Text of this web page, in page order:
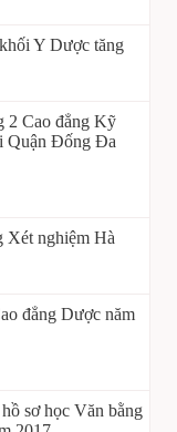
Y Dược tăng
2 Cao đẳng Kỹ
Quận Đống Đa
Xét nghiệm Hà
đẳng Dược năm
sơ học Văn bằng